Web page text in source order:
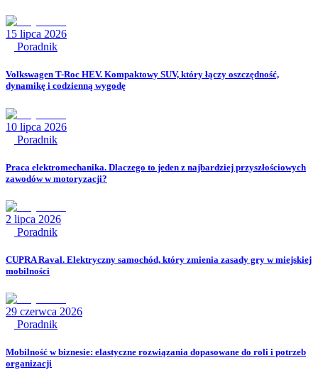
15 lipca 2026
Poradnik
Volkswagen T-Roc HEV. Kompaktowy SUV, który łączy oszczędność,
dynamikę i codzienną wygodę
10 lipca 2026
Poradnik
Praca elektromechanika. Dlaczego to jeden z najbardziej przyszłościowych
zawodów w motoryzacji?
2 lipca 2026
Poradnik
CUPRA Raval. Elektryczny samochód, który zmienia zasady gry w miejskiej
mobilności
29 czerwca 2026
Poradnik
Mobilność w biznesie: elastyczne rozwiązania dopasowane do roli i potrzeb
organizacji